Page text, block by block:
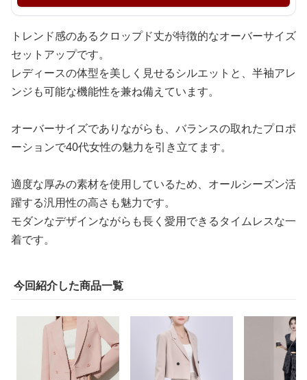
トレンド感のあるクロップド丈が特徴的なオーバーサイズ
セットアップです。
レディースの体型を美しく見せるシルエットと、半袖アレ
ンジも可能な機能性を兼ね備えています。
オーバーサイズでありながらも、バランスの取れたプロポ
ーションで40代女性の魅力を引き立てます。
適度な厚みの素材を使用しているため、オールシーズン活
躍する汎用性の高さも魅力です。
モダンなデザインながらも長く愛用できるタイムレスな一
着です。
今回紹介した商品一覧